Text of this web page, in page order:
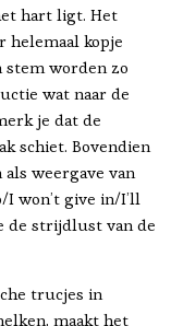
hart ligt. Het
kopje
stem worden zo
wat naar de
je dat de
schiet. Bovendien
weergave van
I won’t give in/I’ll
de strijdlust van de
trucjes in
maakt het